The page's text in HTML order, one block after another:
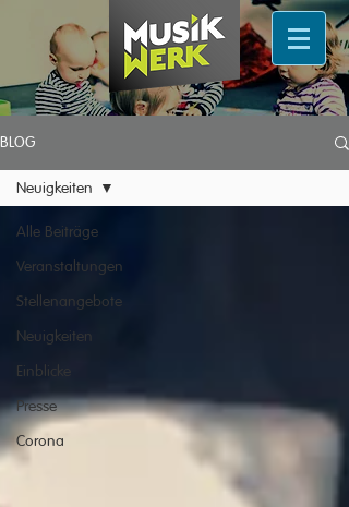
BLOG
Alle Beiträge
Veranstaltungen
Stellenangebote
Neuigkeiten
Einblicke
Presse
Corona
Neuigkeiten